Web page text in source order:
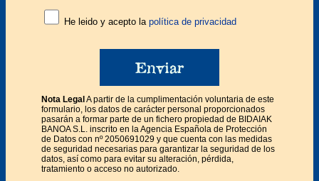
He leido y acepto la política de privacidad
Nota LegalA partir de la cumplimentación voluntaria de este
formulario, los datos de carácter personal proporcionados
pasarán a formar parte de un fichero propiedad de BIDAIAK
BANOA S.L. inscrito en la Agencia Española de Protección
de Datos con nº 2050691029 y que cuenta con las medidas
de seguridad necesarias para garantizar la seguridad de los
datos, así como para evitar su alteración, pérdida,
tratamiento o acceso no autorizado.